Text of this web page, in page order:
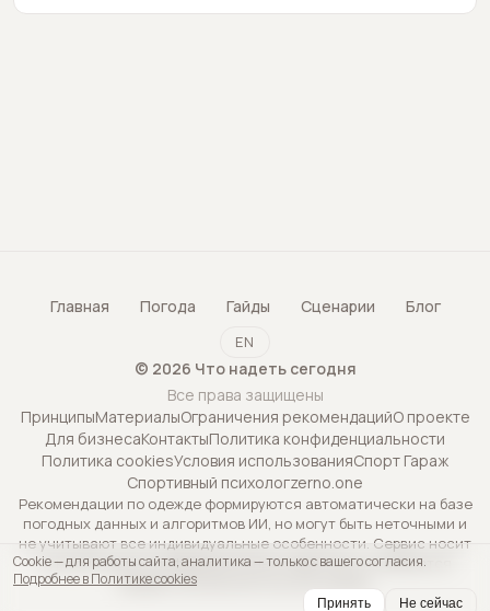
Главная Погода Гайды Сценарии Блог
EN
© 2026 Что надеть сегодня
Все права защищены
ПринципыМатериалыОграничения рекомендацийО проекте
Для бизнесаКонтактыПолитика конфиденциальности
Политика cookiesУсловия использованияСпорт Гараж
Спортивный психологzerno.one
Рекомендации по одежде формируются автоматически на базе
погодных данных и алгоритмов ИИ, но могут быть неточными и
не учитывают все индивидуальные особенности. Сервис носит
исключительно информационный характер и не является
профессиональной консультацией.
Cookie — для работы сайта, аналитика — только с вашего согласия.
Подробнее в Политике cookies
Принять Не сейчас